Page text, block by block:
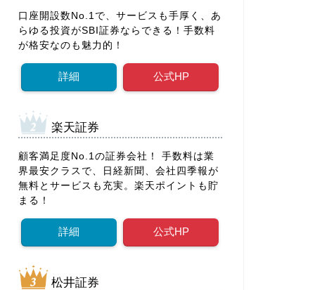
口座開設数No.1で、サービスも手厚く、あ
らゆる投資がSBI証券ならできる！手数料
が格安なのも魅力的！
詳細 公式HP
楽天証券
顧客満足度No.1の証券会社！ 手数料は業
界最安クラスで、日経新聞、会社四季報が
無料とサービスも充実。楽天ポイントも貯
まる！
詳細 公式HP
松井証券